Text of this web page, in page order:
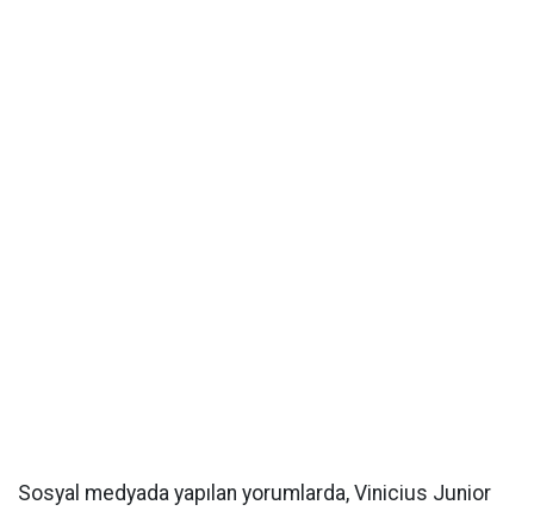
Sosyal medyada yapılan yorumlarda, Vinicius Junior